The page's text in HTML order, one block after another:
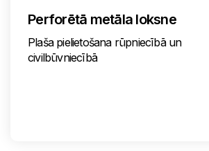
Perforētā metāla loksne
Plaša pielietošana rūpniecībā un
civilbūvniecībā